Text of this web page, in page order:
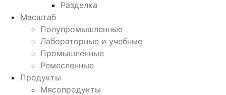
Разделка
Масштаб
Полупромышленные
Лабораторные и учебные
Промышленные
Ремесленные
Продукты
Мясопродукты